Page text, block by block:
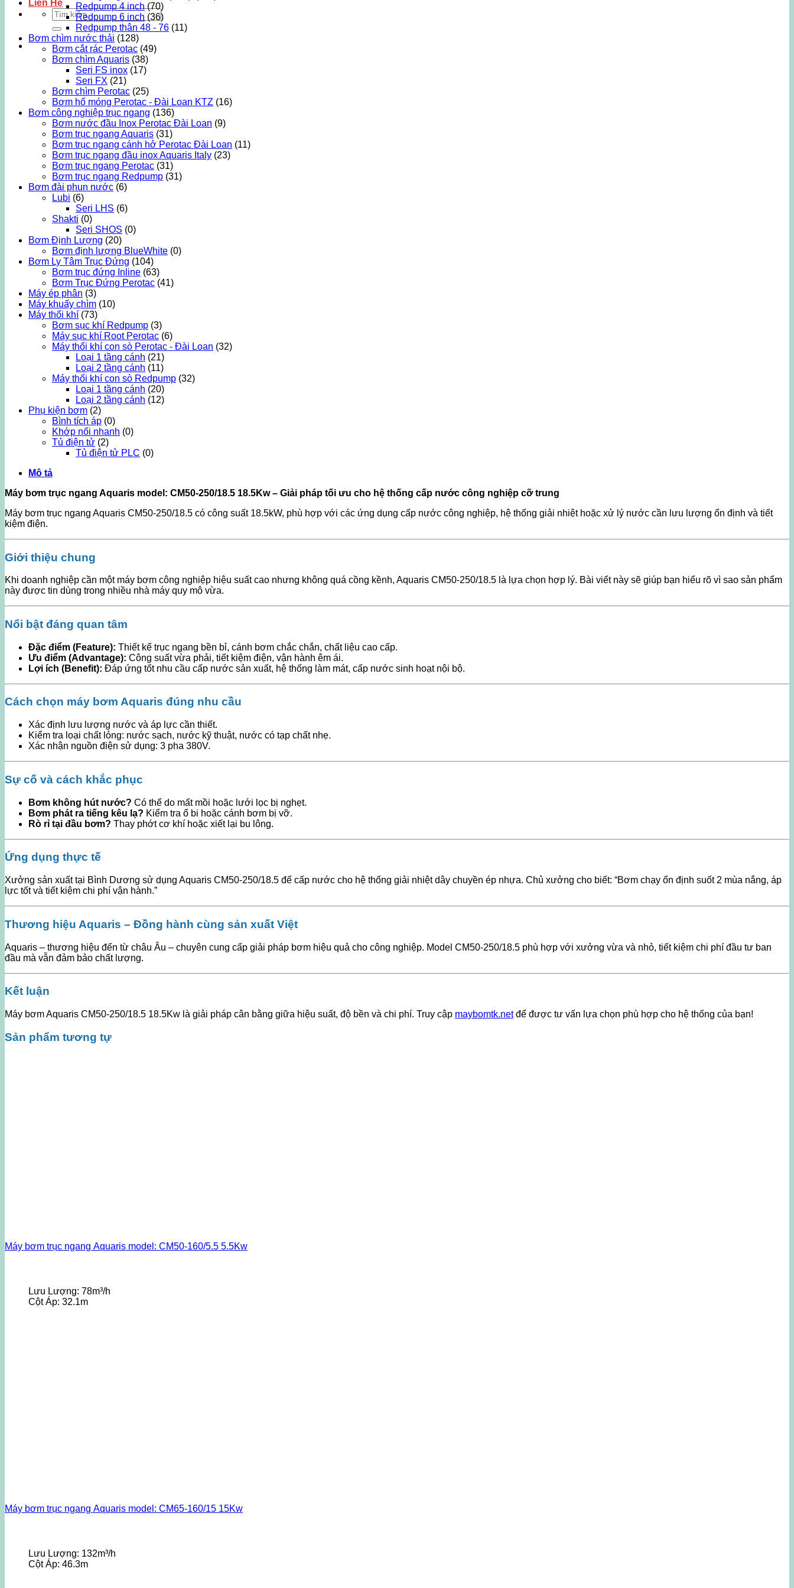
Liên Hệ
Tìm
kiếm:
Redpump 4 inch (70)
Redpump 6 inch (36)
Redpump thân 48 - 76 (11)
Bơm chìm nước thải (128)
Bơm cắt rác Perotac (49)
Bơm chìm Aquaris (38)
Seri FS inox (17)
Seri FX (21)
Bơm chìm Perotac (25)
Bơm hố móng Perotac - Đài Loan KTZ (16)
Bơm công nghiệp trục ngang (136)
Bơm nước đầu Inox Perotac Đài Loan (9)
Bơm trục ngang Aquaris (31)
Bơm trục ngang cánh hở Perotac Đài Loan (11)
Bơm trục ngang đầu inox Aquaris Italy (23)
Bơm trục ngang Perotac (31)
Bơm trục ngang Redpump (31)
Bơm đài phun nước (6)
Lubi (6)
Seri LHS (6)
Shakti (0)
Seri SHOS (0)
Bơm Định Lượng (20)
Bơm định lượng BlueWhite (0)
Bơm Ly Tâm Trục Đứng (104)
Bơm trục đứng Inline (63)
Bơm Trục Đứng Perotac (41)
Máy ép phân (3)
Máy khuấy chìm (10)
Máy thổi khí (73)
Bơm sục khí Redpump (3)
Máy sục khí Root Perotac (6)
Máy thổi khí con sò Perotac - Đài Loan (32)
Loại 1 tầng cánh (21)
Loại 2 tầng cánh (11)
Máy thổi khí con sò Redpump (32)
Loại 1 tầng cánh (20)
Loại 2 tầng cánh (12)
Phụ kiện bơm (2)
Bình tích áp (0)
Khớp nối nhanh (0)
Tủ điện tử (2)
Tủ điện tử PLC (0)
Mô tả
Máy bơm trục ngang Aquaris model: CM50-250/18.5 18.5Kw – Giải pháp tối ưu cho hệ thống cấp nước công nghiệp cỡ trung
Máy bơm trục ngang Aquaris CM50-250/18.5 có công suất 18.5kW, phù hợp với các ứng dụng cấp nước công nghiệp, hệ thống giải nhiệt hoặc xử lý nước cần lưu lượng ổn định và tiết
kiệm điện.
Giới thiệu chung
Khi doanh nghiệp cần một máy bơm công nghiệp hiệu suất cao nhưng không quá cồng kềnh, Aquaris CM50-250/18.5 là lựa chọn hợp lý. Bài viết này sẽ giúp bạn hiểu rõ vì sao sản phẩm
này được tin dùng trong nhiều nhà máy quy mô vừa.
Nổi bật đáng quan tâm
Đặc điểm (Feature): Thiết kế trục ngang bền bỉ, cánh bơm chắc chắn, chất liệu cao cấp.
Ưu điểm (Advantage): Công suất vừa phải, tiết kiệm điện, vận hành êm ái.
Lợi ích (Benefit): Đáp ứng tốt nhu cầu cấp nước sản xuất, hệ thống làm mát, cấp nước sinh hoạt nội bộ.
Cách chọn máy bơm Aquaris đúng nhu cầu
Xác định lưu lượng nước và áp lực cần thiết.
Kiểm tra loại chất lỏng: nước sạch, nước kỹ thuật, nước có tạp chất nhẹ.
Xác nhận nguồn điện sử dụng: 3 pha 380V.
Sự cố và cách khắc phục
Bơm không hút nước? Có thể do mất mồi hoặc lưới lọc bị nghẹt.
Bơm phát ra tiếng kêu lạ? Kiểm tra ổ bi hoặc cánh bơm bị vỡ.
Rò rỉ tại đầu bơm? Thay phớt cơ khí hoặc xiết lại bu lông.
Ứng dụng thực tế
Xưởng sản xuất tại Bình Dương sử dụng Aquaris CM50-250/18.5 để cấp nước cho hệ thống giải nhiệt dây chuyền ép nhựa. Chủ xưởng cho biết: “Bơm chạy ổn định suốt 2 mùa nắng, áp
lực tốt và tiết kiệm chi phí vận hành.”
Thương hiệu Aquaris – Đồng hành cùng sản xuất Việt
Aquaris – thương hiệu đến từ châu Âu – chuyên cung cấp giải pháp bơm hiệu quả cho công nghiệp. Model CM50-250/18.5 phù hợp với xưởng vừa và nhỏ, tiết kiệm chi phí đầu tư ban
đầu mà vẫn đảm bảo chất lượng.
Kết luận
Máy bơm Aquaris CM50-250/18.5 18.5Kw là giải pháp cân bằng giữa hiệu suất, độ bền và chi phí. Truy cập maybomtk.netđể được tư vấn lựa chọn phù hợp cho hệ thống của bạn!
Sản phẩm tương tự
Máy bơm trục ngang Aquaris model: CM50-160/5.5 5.5Kw
Lưu Lượng: 78m³/h
Cột Áp: 32.1m
Máy bơm trục ngang Aquaris model: CM65-160/15 15Kw
Lưu Lượng: 132m³/h
Cột Áp: 46.3m